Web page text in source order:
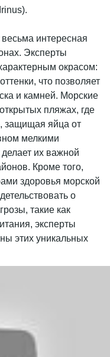
интересная
Эксперты
окрасом:
что позволяет
и камней. Морские
пляжах, где
защищая яйца от
мелкими
их важной
Кроме того,
здоровья морской
о
такие как
эксперты
этих уникальных